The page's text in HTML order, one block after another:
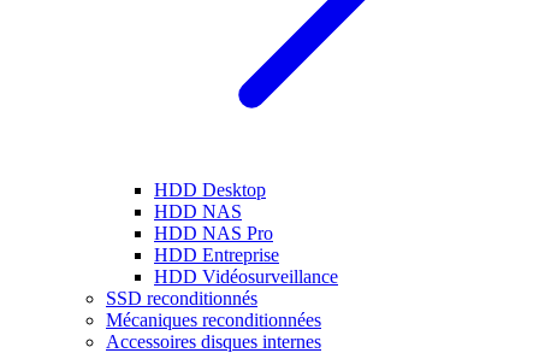
HDD Desktop
HDD NAS
HDD NAS Pro
HDD Entreprise
HDD Vidéosurveillance
SSD reconditionnés
Mécaniques reconditionnées
Accessoires disques internes